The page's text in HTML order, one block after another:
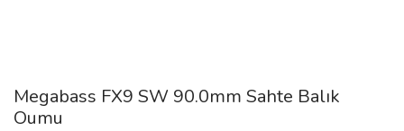
Megabass FX9 SW 90.0mm Sahte Balık
Oumu